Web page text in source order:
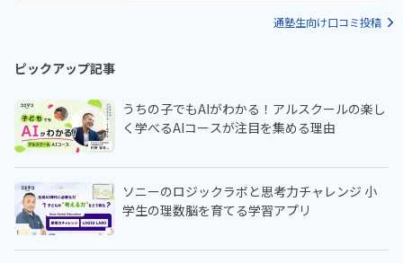
通塾生向け口コミ投稿
ピックアップ記事
うちの子でもAIがわかる！アルスクールの楽し
く学べるAIコースが注目を集める理由
ソニーのロジックラボと思考力チャレンジ 小
学生の理数脳を育てる学習アプリ